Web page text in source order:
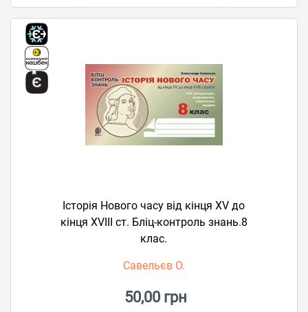
Історія Нового часу від кінця XV до
кінця XVIII ст. Бліц-контроль знань.8
клас.
Савельєв О.
50,00 грн